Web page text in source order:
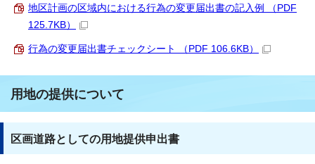
地区計画の区域内における行為の変更届出書の記入例 （PDF
125.7KB）
行為の変更届出書チェックシート （PDF 106.6KB）
用地の提供について
区画道路としての用地提供申出書